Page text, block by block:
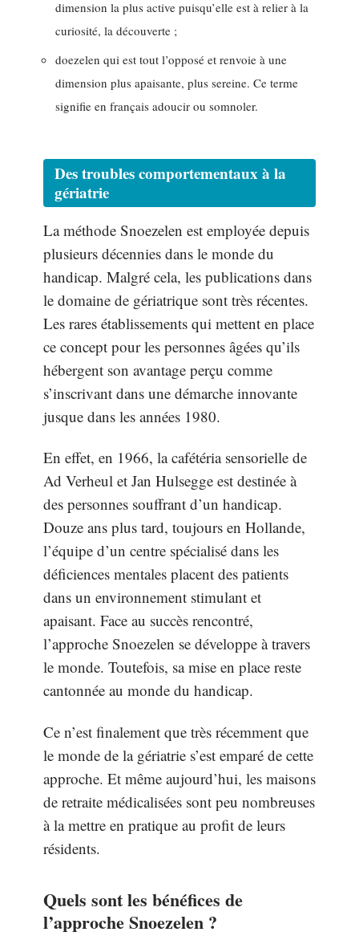
dimension la plus active puisqu’elle est à relier à la
curiosité, la découverte ;
doezelen qui est tout l’opposé et renvoie à une
dimension plus apaisante, plus sereine. Ce terme
signifie en français adoucir ou somnoler.
Des troubles comportementaux à la
gériatrie
La méthode Snoezelen est employée depuis
plusieurs décennies dans le monde du
handicap. Malgré cela, les publications dans
le domaine de gériatrique sont très récentes.
Les rares établissements qui mettent en place
ce concept pour les personnes âgées qu’ils
hébergent son avantage perçu comme
s’inscrivant dans une démarche innovante
jusque dans les années 1980.
En effet, en 1966, la cafétéria sensorielle de
Ad Verheul et Jan Hulsegge est destinée à
des personnes souffrant d’un handicap.
Douze ans plus tard, toujours en Hollande,
l’équipe d’un centre spécialisé dans les
déficiences mentales placent des patients
dans un environnement stimulant et
apaisant. Face au succès rencontré,
l’approche Snoezelen se développe à travers
le monde. Toutefois, sa mise en place reste
cantonnée au monde du handicap.
Ce n’est finalement que très récemment que
le monde de la gériatrie s’est emparé de cette
approche. Et même aujourd’hui, les maisons
de retraite médicalisées sont peu nombreuses
à la mettre en pratique au profit de leurs
résidents.
Quels sont les bénéfices de
l’approche Snoezelen ?